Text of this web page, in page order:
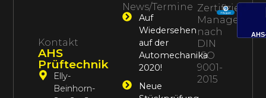
News/Termine
Auf
Wiedersehen
auf der
Automechanika
2020!
Neue
Kontakt
AHS
Prüftechnik
Elly-
Beinhorn-
Zertifiziertes
nach
DIN
ISO
9001-
2015